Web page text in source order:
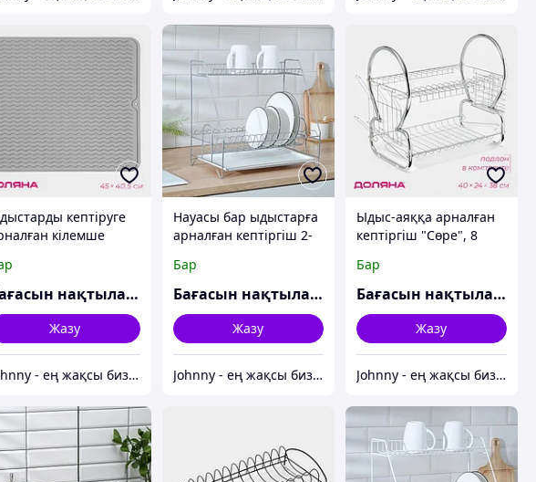
кептіруге
кілемше
см, сұр
Бағасын нақтылаңыз
Жазу
Johnny - ең жақсы бизнес-серіктес
Науасы бар ыдыстарға
арналған кептіргіш 2-
хром
Бар
Бағасын нақтылаңыз
Жазу
Johnny - ең жақсы бизнес-серіктес
Ыдыс-аяққа арналған
кептіргіш "Сөре", 8
хромдалған
Бар
Бағасын нақтылаңыз
Жазу
Johnny - ең жақсы бизнес-серіктес